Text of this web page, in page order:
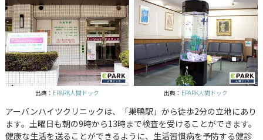
出典： EPARK人間ドック 出典： EPARK人間ドック
アーバンハイツクリニックは、「巣鴨駅」から徒歩2分の立地にあり
ます。土曜日も朝の9時から13時まで検査を受けることができます。
健康な生活を送ることができるように、生活習慣病を予防する健診